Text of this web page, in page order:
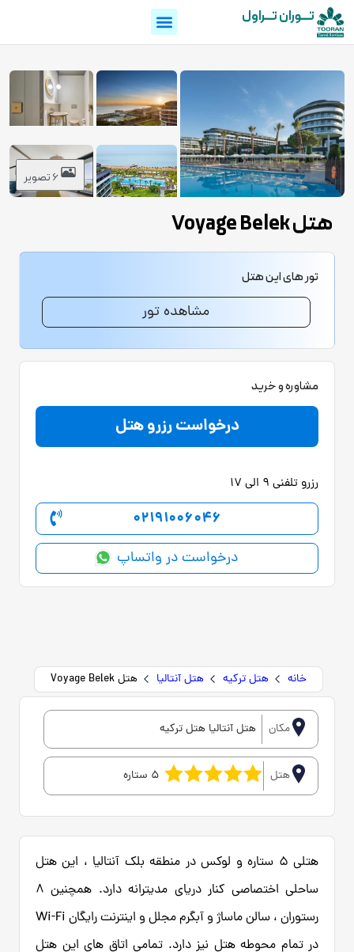
تـــوران تـــراول
6 تصویر
هتل Voyage Belek
خانه هتل ترکیه هتل آنتالیا هتل Voyage Belek
مکان هتل آنتالیا هتل ترکیه
هتل 5 ستاره
هتلی 5 ستاره و لوکس در منطقه بلک آنتالیا ، این هتل
ساحلی اختصاصی کنار دریای مدیترانه دارد. همچنین 8
رستوران ، سالن ماساژ و آبگرم مجلل و اینترنت رایگان Wi-Fi
در تمام محوطه هتل نیز دارد. تمامی اتاق های این هتل
تور های این هتل
مشاهده تور
مشاوره و خرید
درخواست رزرو هتل
رزرو تلفنی 9 الی 17
02191006046
درخواست در واتساپ